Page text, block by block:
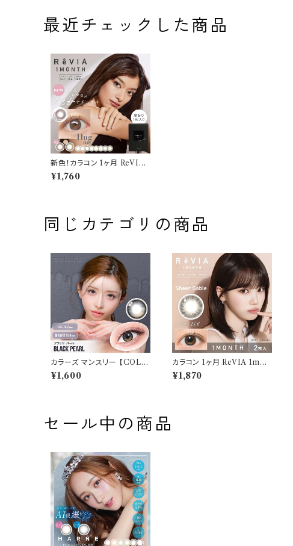
最近チェックした商品
新色！カラコン 1ヶ月 ReVIA
1month COLOR【 ハグミ
ー】度あり 1枚入り レヴィア
き♪
¥1,760
同じカテゴリの商品
カラーズ マンスリー 【COLO
R：ブラックパール】 【1箱2枚
入】【 一条響 イメージモデル
¥1,600
カラコン 1ヶ月 ReVIA 1mon
th【 COLOR：シアーセーブ
ル】カラコン 1ヶ月 １箱２枚 度
¥1,870
セール中の商品